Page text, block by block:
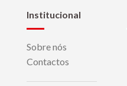
Institucional
Sobre nós
Contactos